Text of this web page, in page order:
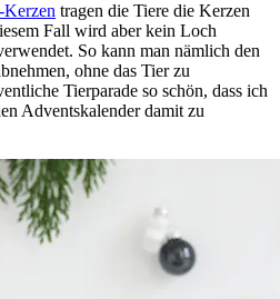
tragen die Tiere die Kerzen
Fall wird aber kein Loch
So kann man nämlich den
ohne das Tier zu
Tierparade so schön, dass ich
Adventskalender damit zu